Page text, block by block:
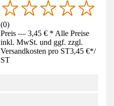
(0)
Preis — 3,45 € * Alle Preise
inkl. MwSt. und ggf. zzgl.
Versandkosten pro ST3,45 €*/
ST